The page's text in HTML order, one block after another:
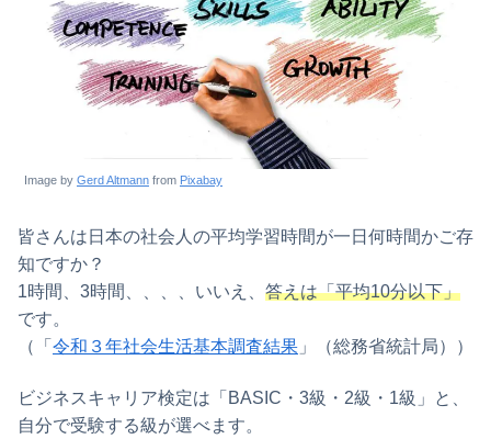
Image by Gerd Altmann from Pixabay
皆さんは日本の社会人の平均学習時間が一日何時間かご存
知ですか？
1時間、3時間、、、、いいえ、 答えは「平均10分以下」
です。
（「 令和３年社会生活基本調査結果 」（総務省統計局））
ビジネスキャリア検定は「BASIC・3級・2級・1級」と、
自分で受験する級が選べます。